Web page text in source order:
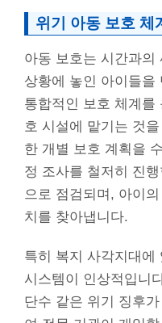
위기 아동 보호 체
아동 보호는 시간과의
상황에 놓인 아이들을
통합적인 보호 체계를
호 시설에 맡기는 것
한 개별 보호 계획을
정 조사를 철저히 진
으로 점검되며, 아이
치를 찾아냅니다.
특히 복지 사각지대에
시스템이 인상적입니
단수 같은 위기 징후